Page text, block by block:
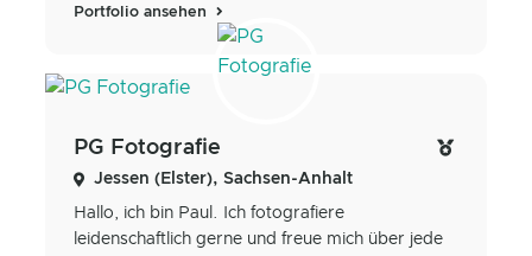
Portfolio ansehen
PG Fotografie
Jessen (Elster), Sachsen-Anhalt
Hallo, ich bin Paul. Ich fotografiere
leidenschaftlich gerne und freue mich über jede